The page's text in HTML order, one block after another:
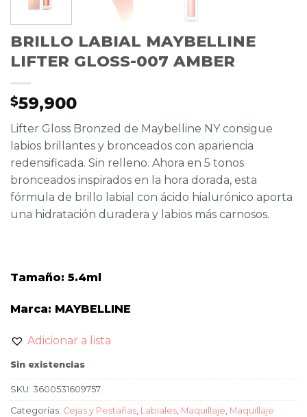
BRILLO LABIAL MAYBELLINE
LIFTER GLOSS-007 AMBER
$59,900
Lifter Gloss Bronzed de Maybelline NY consigue
labios brillantes y bronceados con apariencia
redensificada. Sin relleno. Ahora en 5 tonos
bronceados inspirados en la hora dorada, esta
fórmula de brillo labial con ácido hialurónico aporta
una hidratación duradera y labios más carnosos.
Tamaño: 5.4ml
Marca: MAYBELLINE
Adicionar a lista
Sin existencias
SKU: 3600531609757
Categorías: Cejas y Pestañas, Labiales, Maquillaje, Maquillaje